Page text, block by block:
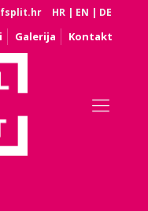
HR | EN | DE
Galerija Kontakt